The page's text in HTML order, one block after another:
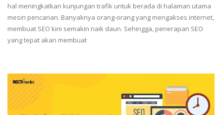
hal meningkatkan kunjungan trafik untuk berada di halaman utama
mesin pencarian. Banyaknya orang-orang yang mengakses internet,
membuat SEO kini semakin naik daun. Sehingga, penerapan SEO
yang tepat akan membuat